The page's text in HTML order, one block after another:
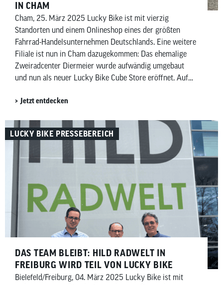
IN CHAM
Cham, 25. März 2025 Lucky Bike ist mit vierzig
Standorten und einem Onlineshop eines der größten
Fahrrad-Handelsunternehmen Deutschlands. Eine weitere
Filiale ist nun in Cham dazugekommen: Das ehemalige
Zweiradcenter Diermeier wurde aufwändig umgebaut
und nun als neuer Lucky Bike Cube Store eröffnet. Auf
Modelle des renommierten Markenherstellers […]
Jetzt entdecken
LUCKY BIKE PRESSEBEREICH
DAS TEAM BLEIBT: HILD RADWELT IN
FREIBURG WIRD TEIL VON LUCKY BIKE
Bielefeld/Freiburg, 04. März 2025 Lucky Bike ist mit